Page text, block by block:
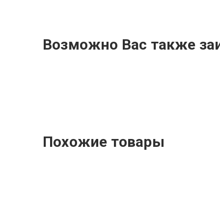
Возможно Вас также
Похожие товары